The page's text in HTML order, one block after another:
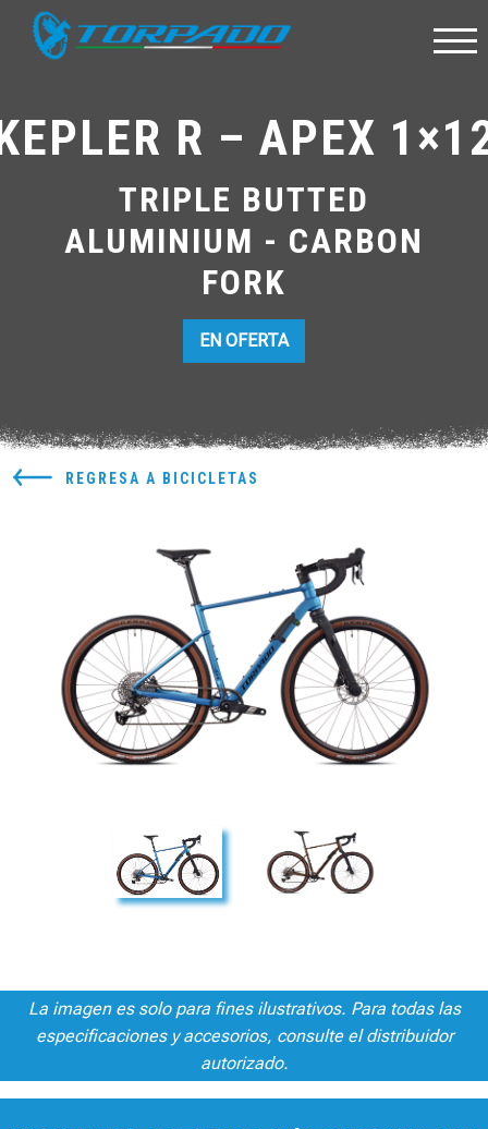
R – APEX
TRIPLE BUTTED
ALUMINIUM - CARBON
FORK
EN OFERTA
REGRESA A BICICLETAS
La imagen es solo para fines ilustrativos. Para todas las
especificaciones y accesorios, consulte el distribuidor
autorizado.